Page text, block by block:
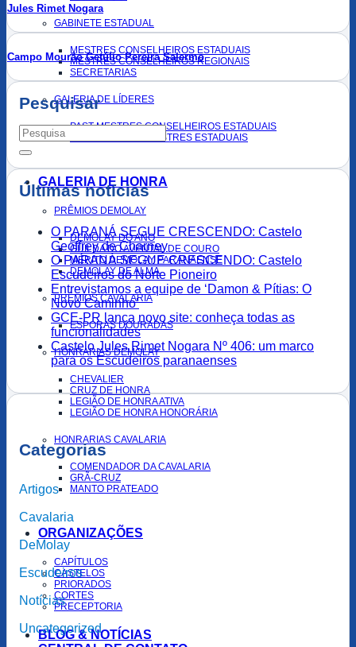
GABINETE ESTADUAL
MESTRES CONSELHEIROS ESTADUAIS
MESTRES CONSELHEIROS REGIONAIS
SECRETARIAS
GALERIA DE LÍDERES
PAST MESTRES CONSELHEIROS ESTADUAIS
PAST GRANDES MESTRES ESTADUAIS
GALERIA DE HONRA
PRÊMIOS DEMOLAY
DEMOLAY DO ANO
GUILDA DO AVENTAL DE COURO
MÉRITO DEMOLAY PARANAENSE
DEMOLAY DE ALMA
PRÊMIOS CAVALARIA
ESPORAS DOURADAS
HONRARIAS DEMOLAY
CHEVALIER
CRUZ DE HONRA
LEGIÃO DE HONRA ATIVA
LEGIÃO DE HONRA HONORÁRIA
HONRARIAS CAVALARIA
COMENDADOR DA CAVALARIA
GRÃ-CRUZ
MANTO PRATEADO
ORGANIZAÇÕES
CAPÍTULOS
CASTELOS
PRIORADOS
CORTES
PRECEPTORIA
BLOG & NOTÍCIAS
Jules Rimet Nogara
Campo Mourão Getúlio Pereira Salermo
Pesquisar
Últimas notícias
O PARANÁ SEGUE CRESCENDO: Castelo
Geoffrey de Charney
O PARANÁ SEGUE CRESCENDO: Castelo
Escudeiros do Norte Pioneiro
Entrevistamos a equipe de ‘Damon & Pítias: O
Novo Caminho’
GCE-PR lança novo site: conheça todas as
funcionalidades
Castelo Jules Rimet Nogara Nº 406: um marco
para os Escudeiros paranaenses
Categorias
Artigos
Cavalaria
DeMolay
Escudeiros
Notícias
Uncategorized